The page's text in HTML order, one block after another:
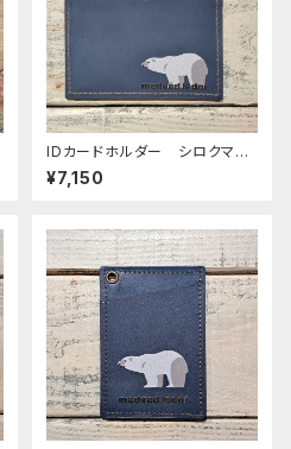
IDカードホルダー シロクマ
白熊 白くま しろくま （スト
ラップなし）
¥7,150